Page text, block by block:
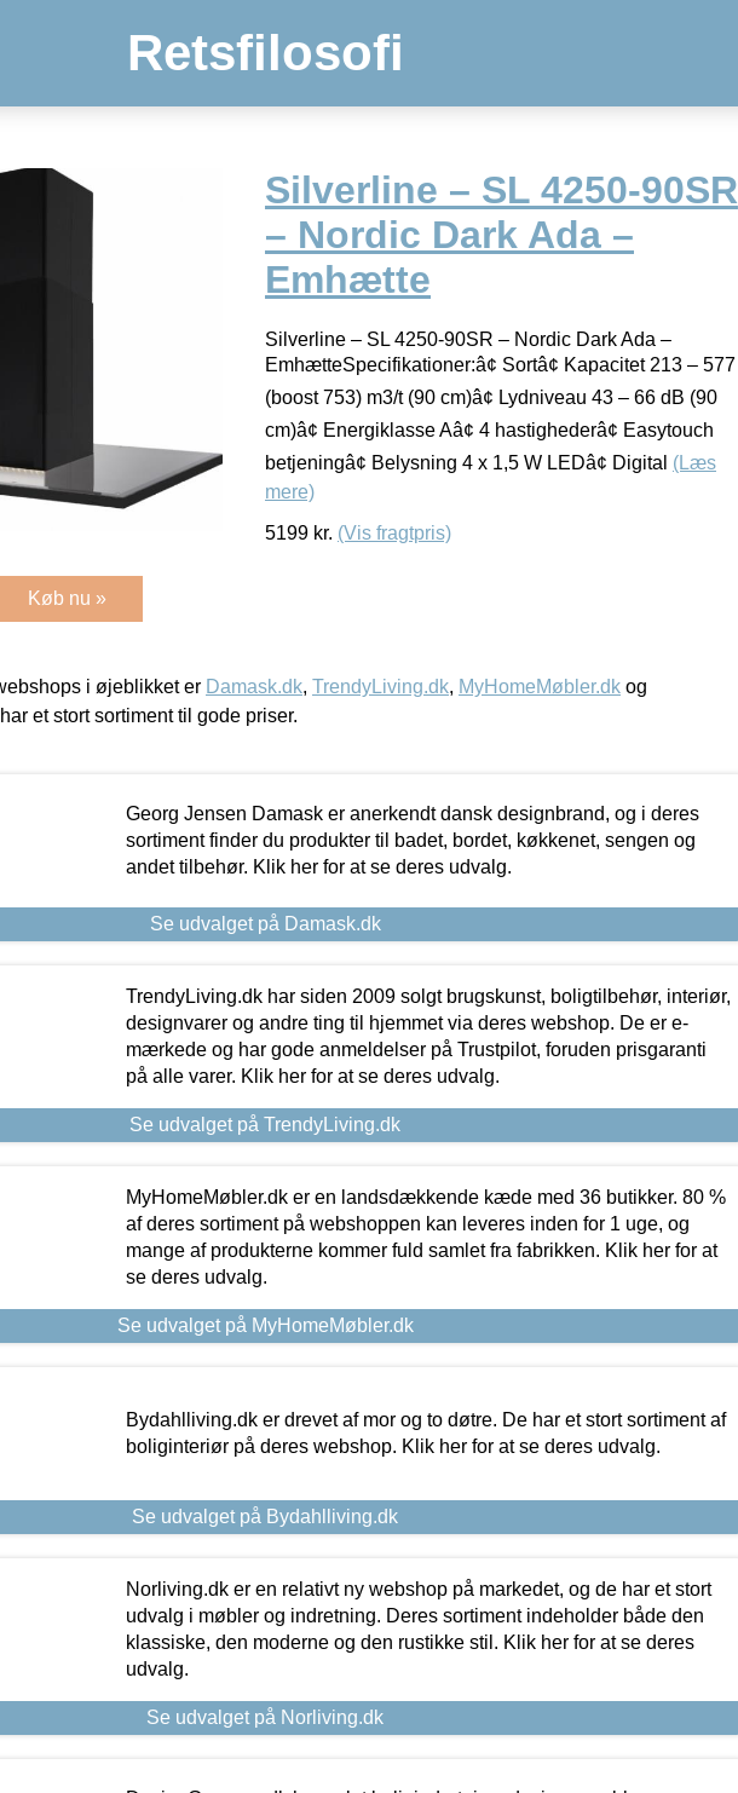
Retsfilosofi
Silverline – SL 4250-90SR
– Nordic Dark Ada –
Emhætte
Silverline – SL 4250-90SR – Nordic Dark Ada –
EmhætteSpecifikationer:â¢ Sortâ¢ Kapacitet 213 – 577
(boost 753) m3/t (90 cm)â¢ Lydniveau 43 – 66 dB (90
cm)â¢ Energiklasse Aâ¢ 4 hastighederâ¢ Easytouch
betjeningâ¢ Belysning 4 x 1,5 W LEDâ¢ Digital (Læs
mere)
5199 kr. (Vis fragtpris)
Køb nu »
i øjeblikket er Damask.dk, TrendyLiving.dk, MyHomeMøbler.dk og
et stort sortiment til gode priser.
Georg Jensen Damask er anerkendt dansk designbrand, og i deres
sortiment finder du produkter til badet, bordet, køkkenet, sengen og
andet tilbehør. Klik her for at se deres udvalg.
Se udvalget på Damask.dk
TrendyLiving.dk har siden 2009 solgt brugskunst, boligtilbehør, interiør,
designvarer og andre ting til hjemmet via deres webshop. De er e-
mærkede og har gode anmeldelser på Trustpilot, foruden prisgaranti
på alle varer. Klik her for at se deres udvalg.
Se udvalget på TrendyLiving.dk
MyHomeMøbler.dk er en landsdækkende kæde med 36 butikker. 80 %
af deres sortiment på webshoppen kan leveres inden for 1 uge, og
mange af produkterne kommer fuld samlet fra fabrikken. Klik her for at
se deres udvalg.
Se udvalget på MyHomeMøbler.dk
Bydahlliving.dk er drevet af mor og to døtre. De har et stort sortiment af
boliginteriør på deres webshop. Klik her for at se deres udvalg.
Se udvalget på Bydahlliving.dk
Norliving.dk er en relativt ny webshop på markedet, og de har et stort
udvalg i møbler og indretning. Deres sortiment indeholder både den
klassiske, den moderne og den rustikke stil. Klik her for at se deres
udvalg.
Se udvalget på Norliving.dk